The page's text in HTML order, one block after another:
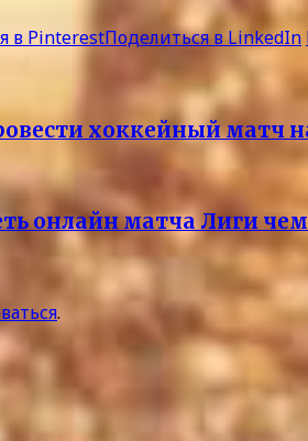
в PinterestПоделиться в LinkedIn
хоккейный матч
онлайн матча Лиги
.